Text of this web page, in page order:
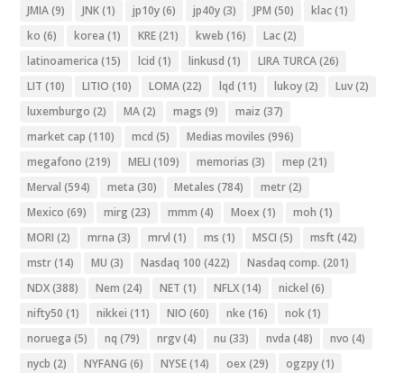
JMIA(9) JNK(1) jp10y(6) jp40y(3) JPM (50) klac(1)
ko (6) korea (1) KRE(21) kweb (16) Lac(2)
latinoamerica (15) lcid (1) linkusd (1) LIRA TURCA(26)
LIT (10) LITIO (10) LOMA(22) lqd (11) lukoy(2) Luv(2)
luxemburgo (2) MA(2) mags (9) maiz (37)
market cap (110) mcd (5) Medias moviles (996)
megafono (219) MELI (109) memorias (3) mep (21)
Merval (594) meta (30) Metales (784) metr(2)
Mexico (69) mirg (23) mmm (4) Moex (1) moh (1)
MORI (2) mrna (3) mrvl (1) ms (1) MSCI (5) msft (42)
mstr(14) MU (3) Nasdaq 100 (422) Nasdaq comp. (201)
NDX(388) Nem (24) NET (1) NFLX(14) nickel (6)
nifty50 (1) nikkei (11) NIO (60) nke (16) nok(1)
noruega (5) nq (79) nrgv(4) nu (33) nvda (48) nvo (4)
nycb (2) NYFANG (6) NYSE(14) oex (29) ogzpy(1)